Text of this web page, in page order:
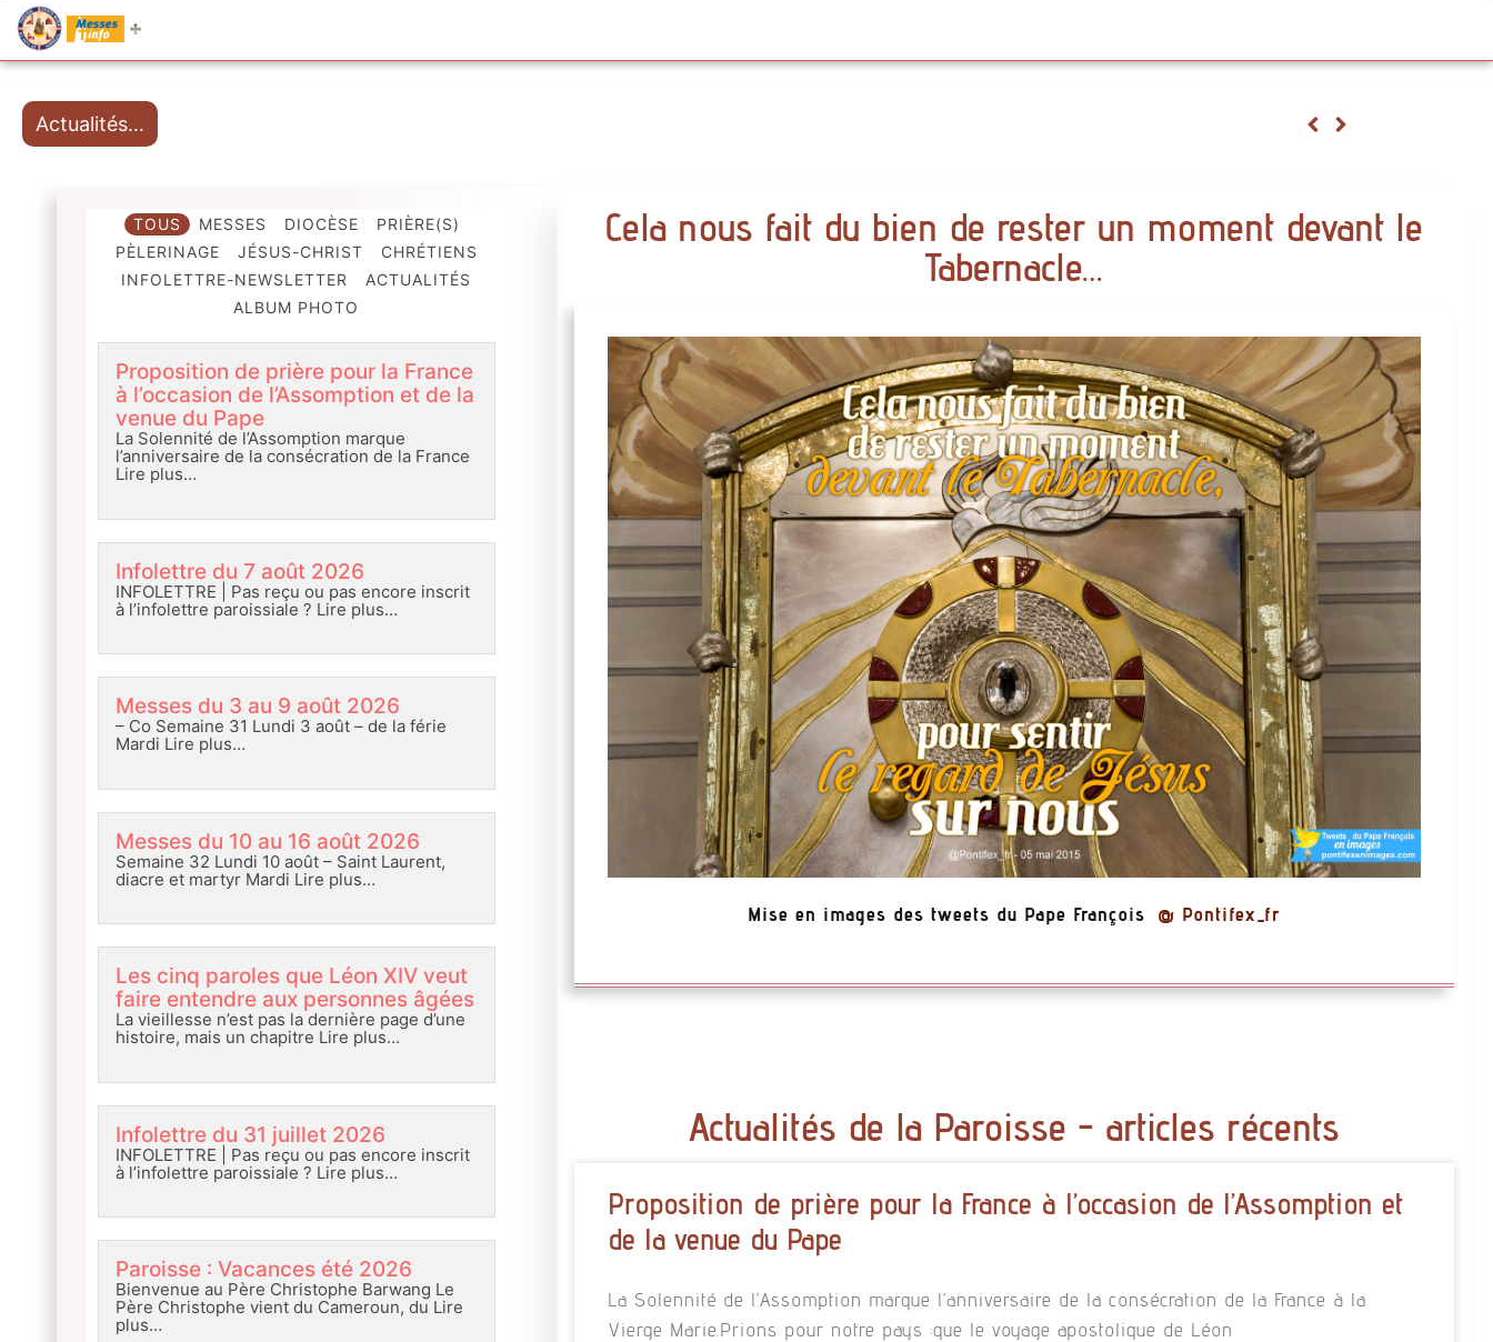
Messes
Actualités…
TOUS MESSES DIOCÈSE
PRIÈRE(S)
PÈLERINAGE
JÉSUS-CHRIST
CHRÉTIENS
INFOLETTRE-NEWSLETTER
ACTUALITÉS
ALBUM PHOTO
Proposition de prière pour la France
à l’occasion de l’Assomption et de la
venue du Pape
La Solennité de l’Assomption marque
l’anniversaire de la consécration de la France
Lire plus…
Infolettre du 7 août 2026
INFOLETTRE | Pas reçu ou pas encore inscrit
à l’infolettre paroissiale ? Lire plus…
Messes du 3 au 9 août 2026
– Co Semaine 31 Lundi 3 août – de la férie
Mardi Lire plus…
Messes du 10 au 16 août 2026
Semaine 32 Lundi 10 août – Saint Laurent,
diacre et martyr Mardi Lire plus…
Les cinq paroles que Léon XIV veut
faire entendre aux personnes âgées
La vieillesse n’est pas la dernière page d’une
histoire, mais un chapitre Lire plus…
Infolettre du 31 juillet 2026
INFOLETTRE | Pas reçu ou pas encore inscrit
à l’infolettre paroissiale ? Lire plus…
Paroisse : Vacances été 2026
Bienvenue au Père Christophe Barwang Le
Père Christophe vient du Cameroun, du Lire
plus…
Cela nous fait du bien de rester un moment devant le
Tabernacle…
Mise en images des tweets du Pape François @ Pontifex_fr
Actualités de la Paroisse - articles récents
Proposition de prière pour la France à l’occasion de l’Assomption et
de la venue du Pape
La Solennité de l’Assomption marque l’anniversaire de la consécration de la France à la
Vierge Marie.Prions pour notre pays :que le voyage apostolique de Léon